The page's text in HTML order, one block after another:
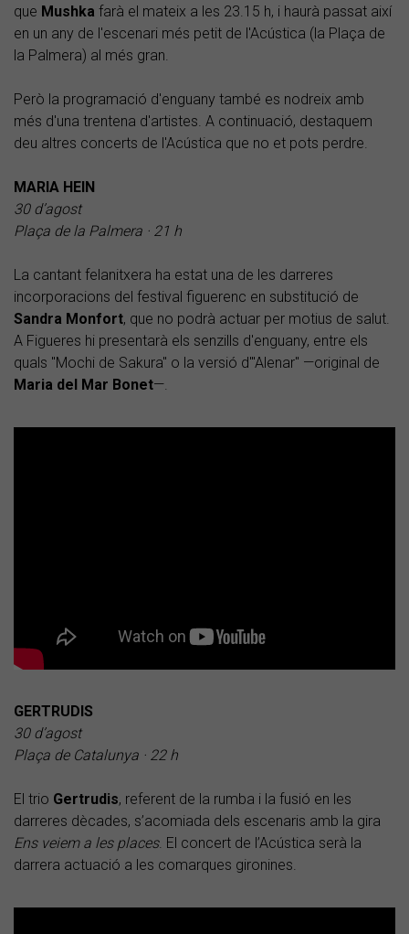
que Mushka farà el mateix a les 23.15 h, i haurà passat així
en un any de l'escenari més petit de l'Acústica (la Plaça de
la Palmera) al més gran.
Però la programació d'enguany també es nodreix amb
més d'una trentena d'artistes. A continuació, destaquem
deu altres concerts de l'Acústica que no et pots perdre.
MARIA HEIN
30 d’agost
Plaça de la Palmera · 21 h
La cantant felanitxera ha estat una de les darreres
incorporacions del festival figuerenc en substitució de
Sandra Monfort, que no podrà actuar per motius de salut.
A Figueres hi presentarà els senzills d'enguany, entre els
quals "Mochi de Sakura" o la versió d'"Alenar" —original de
Maria del Mar Bonet—.
GERTRUDIS
30 d’agost
Plaça de Catalunya · 22 h
El trio Gertrudis, referent de la rumba i la fusió en les
darreres dècades, s’acomiada dels escenaris amb la gira
Ens veiem a les places. El concert de l’Acústica serà la
darrera actuació a les comarques gironines.